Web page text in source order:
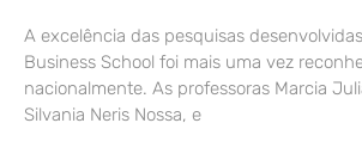
A excelência das pesquisas
Business School foi mais uma vez
nacionalmente. As professoras Marcia
Silvania Neris Nossa, e